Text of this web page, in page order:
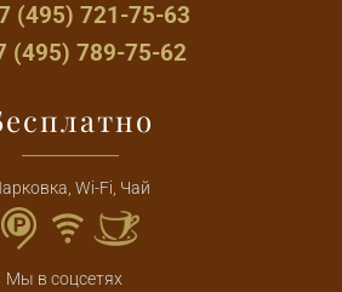
(495) 721-75-63
(495) 789-75-62
Wi-Fi, Чай
Мы в соцсетях